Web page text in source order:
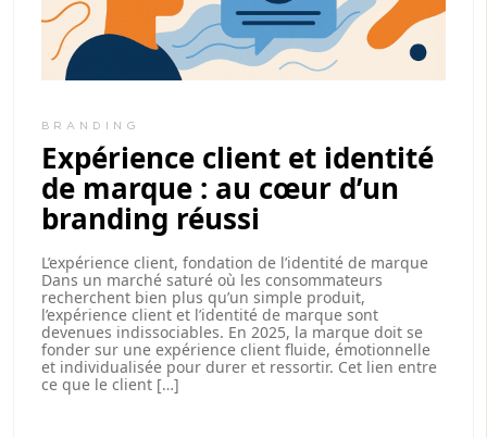
BRANDING
Expérience client et identité
de marque : au cœur d’un
branding réussi
L’expérience client, fondation de l’identité de marque
Dans un marché saturé où les consommateurs
recherchent bien plus qu’un simple produit,
l’expérience client et l’identité de marque sont
devenues indissociables. En 2025, la marque doit se
fonder sur une expérience client fluide, émotionnelle
et individualisée pour durer et ressortir. Cet lien entre
ce que le client […]